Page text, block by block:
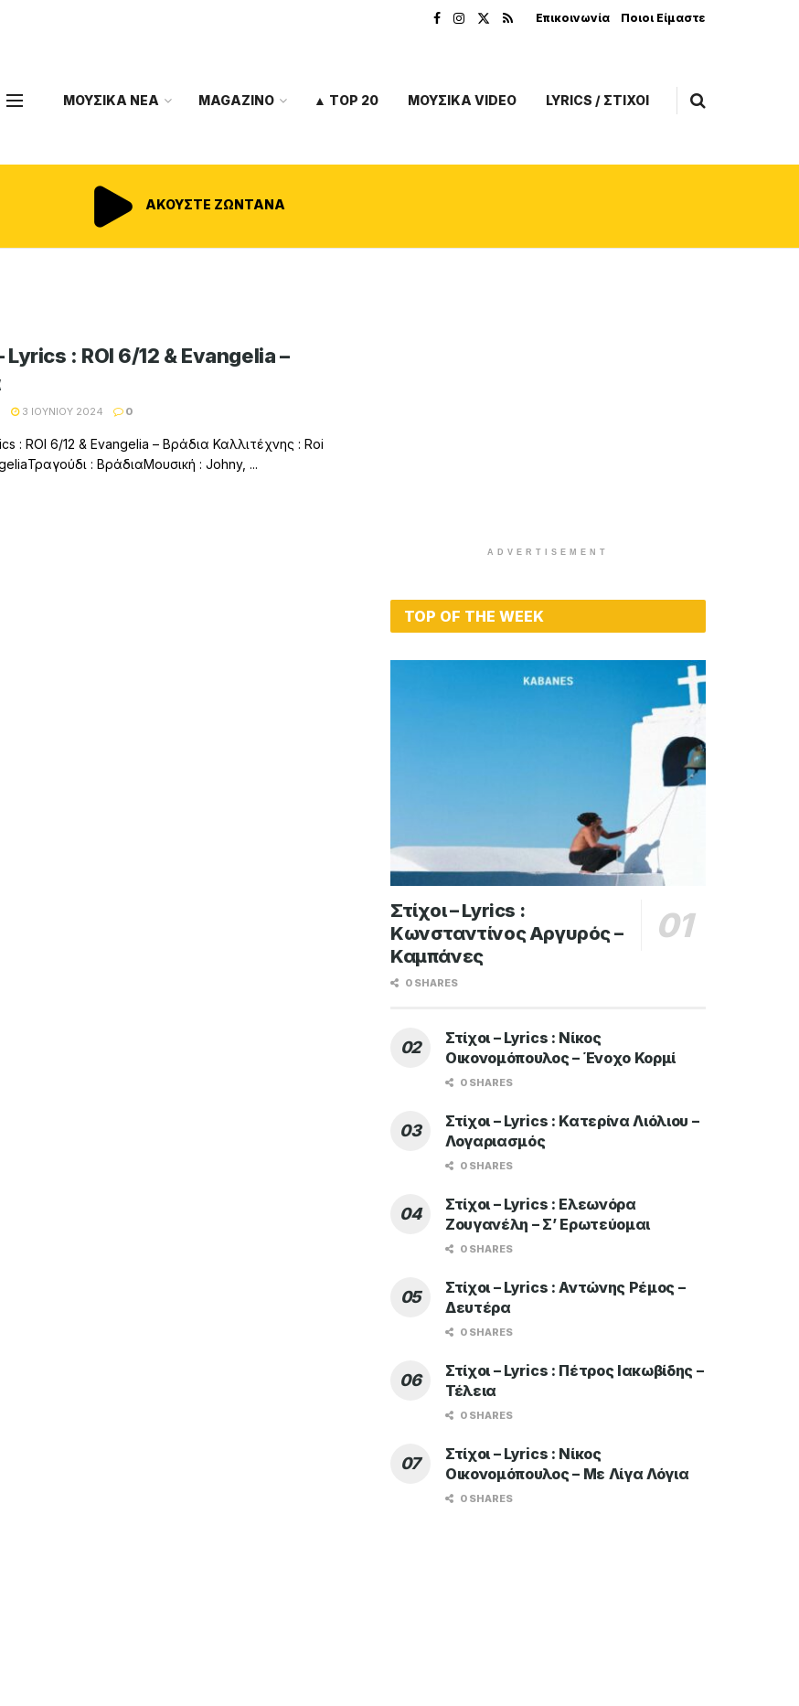
Επικοινωνία Ποιοι Είμαστε
ΜΟΥΣΙΚΑ ΝΕΑ MAGAZINO ▲ TOP 20 ΜΟΥΣΙΚΑ VIDEO LYRICS / ΣΤΙΧΟΙ
ΑΚΟΥΣΤΕ ΖΩΝΤΑΝΑ
Lyrics : ROI 6/12 & Evangelia –
3 ΙΟΥΝΊΟΥ 2024 0
: ROI 6/12 & Evangelia – Βράδια Καλλιτέχνης : Roi
: ΒράδιαΜουσική : Johny, ...
ADVERTISEMENT
TOP OF THE WEEK
Στίχοι – Lyrics :
Κωνσταντίνος Αργυρός –
Καμπάνες
0 SHARES
Στίχοι – Lyrics : Νίκος
Οικονομόπουλος – Ένοχο Κορμί
0 SHARES
Στίχοι – Lyrics : Κατερίνα Λιόλιου –
Λογαριασμός
0 SHARES
Στίχοι – Lyrics : Ελεωνόρα
Ζουγανέλη – Σ’ Ερωτεύομαι
0 SHARES
Στίχοι – Lyrics : Αντώνης Ρέμος –
Δευτέρα
0 SHARES
Στίχοι – Lyrics : Πέτρος Ιακωβίδης –
Τέλεια
0 SHARES
Στίχοι – Lyrics : Νίκος
Οικονομόπουλος – Με Λίγα Λόγια
0 SHARES